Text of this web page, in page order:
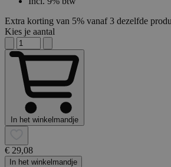
Extra korting van 5% vanaf 3 dezelfde
Kies je aantal
In het winkelmandje
€ 29,08
In het winkelmandje